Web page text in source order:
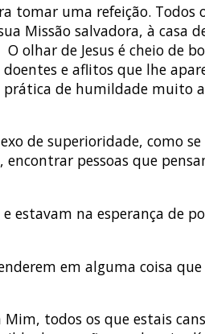
tomar uma refeição. Todos
Missão salvadora, à casa
olhar de Jesus é cheio de
e aflitos que lhe
de humildade muito
de superioridade, como se
pessoas que
estavam na esperança de
em alguma coisa que
todos os que estais